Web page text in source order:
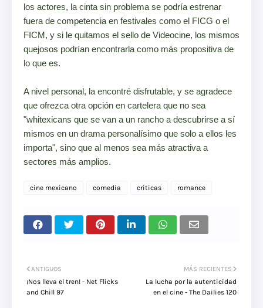
los actores, la cinta sin problema se podría estrenar
fuera de competencia en festivales como el FICG o el
FICM, y si le quitamos el sello de Videocine, los mismos
quejosos podrían encontrarla como más propositiva de
lo que es.
A nivel personal, la encontré disfrutable, y se agradece
que ofrezca otra opción en cartelera que no sea
"whitexicans que se van a un rancho a descubrirse a sí
mismos en un drama personalísimo que solo a ellos les
importa", sino que al menos sea más atractiva a
sectores más amplios.
cine mexicano comedia criticas romance
MÁS RECIENTES
La lucha por la autenticidad
en el cine - The Dailies 120
ANTIGUOS
¡Nos lleva el tren! - Net Flicks
and Chill 97